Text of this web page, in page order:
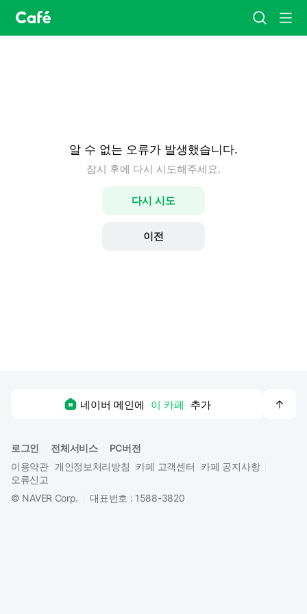
카
페
홈
검
색
메
뉴
알 수 없는 오류가 발생했습니다.
잠시 후에 다시 시도해주세요.
다시 시도
이전
네이버 메인에 이 카페 추가
로그인
전체서비스
PC버전
이용약관 개인정보처리방침 카페 고객센터
카페 공지사항
오류신고
© NAVER Corp. 대표번호 : 1588-3820